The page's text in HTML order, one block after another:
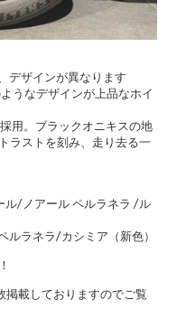
デザインが異なります
うなデザインが上品なホイ
用。ブラックオニキスの地
ラストを刻み、走り去る一
ル/ノアール ペルラネラ /ル
ルラネラ/カシミア（新色）
掲載しておりますのでご覧